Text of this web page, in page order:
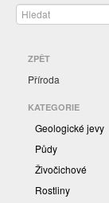
ZPĚT
Příroda
KATEGORIE
Geologické jevy
Půdy
Živočichové
Rostliny